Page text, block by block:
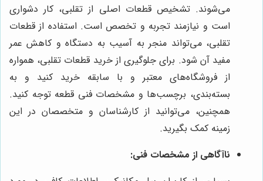
می‌شوند. تشخیص قطعات اصلی از تقلبی، کار دشواری
است و نیازمند تجربه و تخصص است. استفاده از قطعات
تقلبی، می‌تواند منجر به آسیب به دستگاه و کاهش عمر
مفید آن شود. برای جلوگیری از خرید قطعات تقلبی، همواره
از فروشگاه‌های معتبر و با سابقه خرید کنید و به
بسته‌بندی، برچسب‌ها و مشخصات فنی قطعه توجه کنید.
همچنین، می‌توانید از کارشناسان و متخصصان در این
زمینه کمک بگیرید.
ناآگاهی از مشخصات فنی: